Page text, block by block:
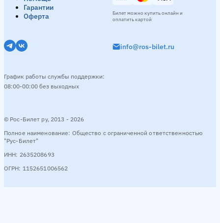
Гарантии
Оферта
© Рос-Билет ру, 2013 - 2026
Полное наименование: Общество с ограниченной ответственностью
"Рус-Билет"
ИНН: 2635208693
ОГРН: 1152651006562
info@ros-bilet.ru
График работы службы поддержки:
08:00-00:00 без выходных
Билет можно купить онлайн и
оплатить картой